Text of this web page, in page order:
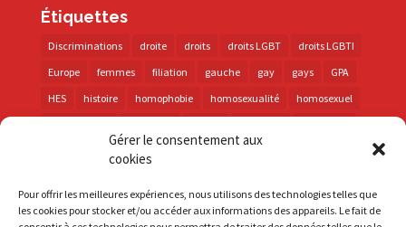
Gérer le consentement aux
cookies
Pour offrir les meilleures expériences, nous utilisons des technologies telles que
les cookies pour stocker et/ou accéder aux informations des appareils. Le fait de
Étiquettes
Discriminations droite droits droits LGBT
droits LGBTI
Europe
femmes filiation gauche gay gays
GPA
HES
histoire homophobie homosexualité
homosexuel
personnes trans
PMA police propositions
prévention